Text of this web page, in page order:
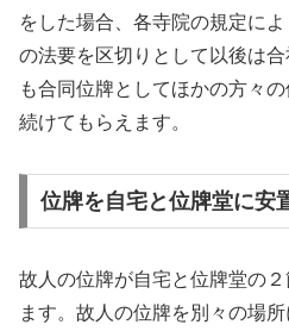
をした場合、各寺院の規定に
の法要を区切りとして以後は
も合同位牌としてほかの方々
続けてもらえます。
位牌を自宅と位牌堂に安
故人の位牌が自宅と位牌堂の
ます。故人の位牌を別々の場